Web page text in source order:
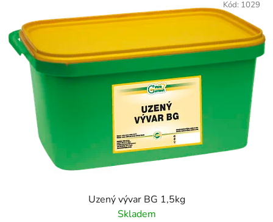
Uzený vývar BG 1,5kg
Skladem
Kód: 1029